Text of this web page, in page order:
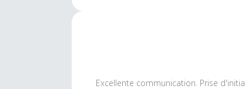
Excellente communication. Prise